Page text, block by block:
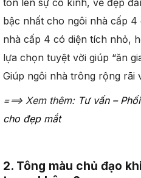
bậc nhất cho ngôi nhà cấp
nhà cấp 4 có diện tích nhỏ,
lựa chọn tuyệt vời giúp “ăn
Giúp ngôi nhà trông rộng rãi
===> Xem thêm: Tư vấn –
cho đẹp mắt
2. Tông màu chủ đạo